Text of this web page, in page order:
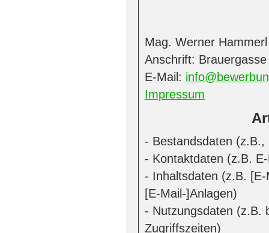
Mag. Werner
Anschrift:
E-Mail:
Impressum
- Bestandsdaten
- Kontaktdaten (z.B.
- Inhaltsdaten (z.B.
[E-Mail-]Anlagen)
- Nutzungsdaten (z.B.
Zugriffszeiten)